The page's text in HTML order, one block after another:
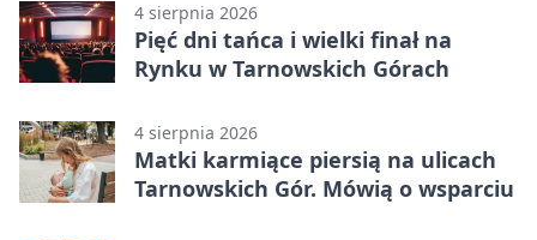
4 sierpnia 2026
Pięć dni tańca i wielki finał na
Rynku w Tarnowskich Górach
4 sierpnia 2026
Matki karmiące piersią na ulicach
Tarnowskich Gór. Mówią o wsparciu